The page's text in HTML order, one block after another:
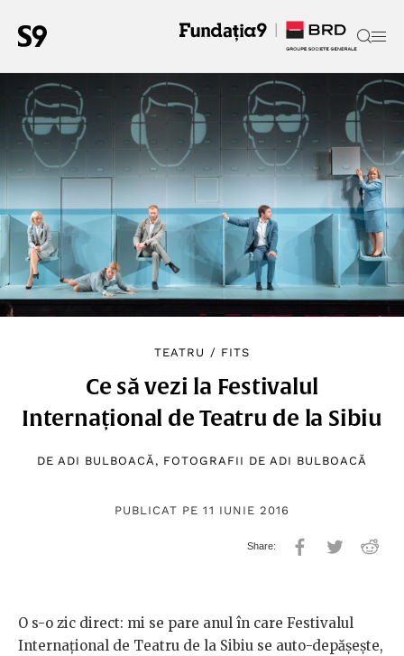
TEATRU / FITS
Ce să vezi la Festivalul
Internațional de Teatru de la Sibiu
DE ADI BULBOACĂ , FOTOGRAFII DE ADI BULBOACĂ
PUBLICAT PE 11 IUNIE 2016
O s-o zic direct: mi se pare anul în care Festivalul
Internațional de Teatru de la Sibiu se auto-depășește,